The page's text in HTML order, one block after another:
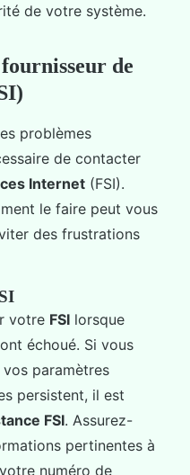
de votre système.
de
problèmes
de contacter
Internet (FSI).
le faire peut vous
des frustrations
votre FSI lorsque
échoué. Si vous
paramètres
persistent, il est
FSI. Assurez-
pertinentes à
numéro de